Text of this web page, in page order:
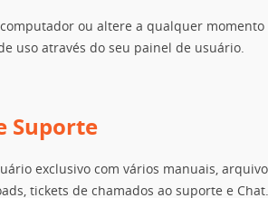
ou altere a qualquer momento
uso através do seu painel de usuário.
Suporte
exclusivo com vários manuais,
tickets de chamados ao suporte e Chat.